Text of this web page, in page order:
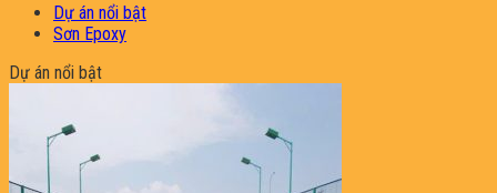
Dự án nổi bật
Sơn Epoxy
Dự án nổi bật